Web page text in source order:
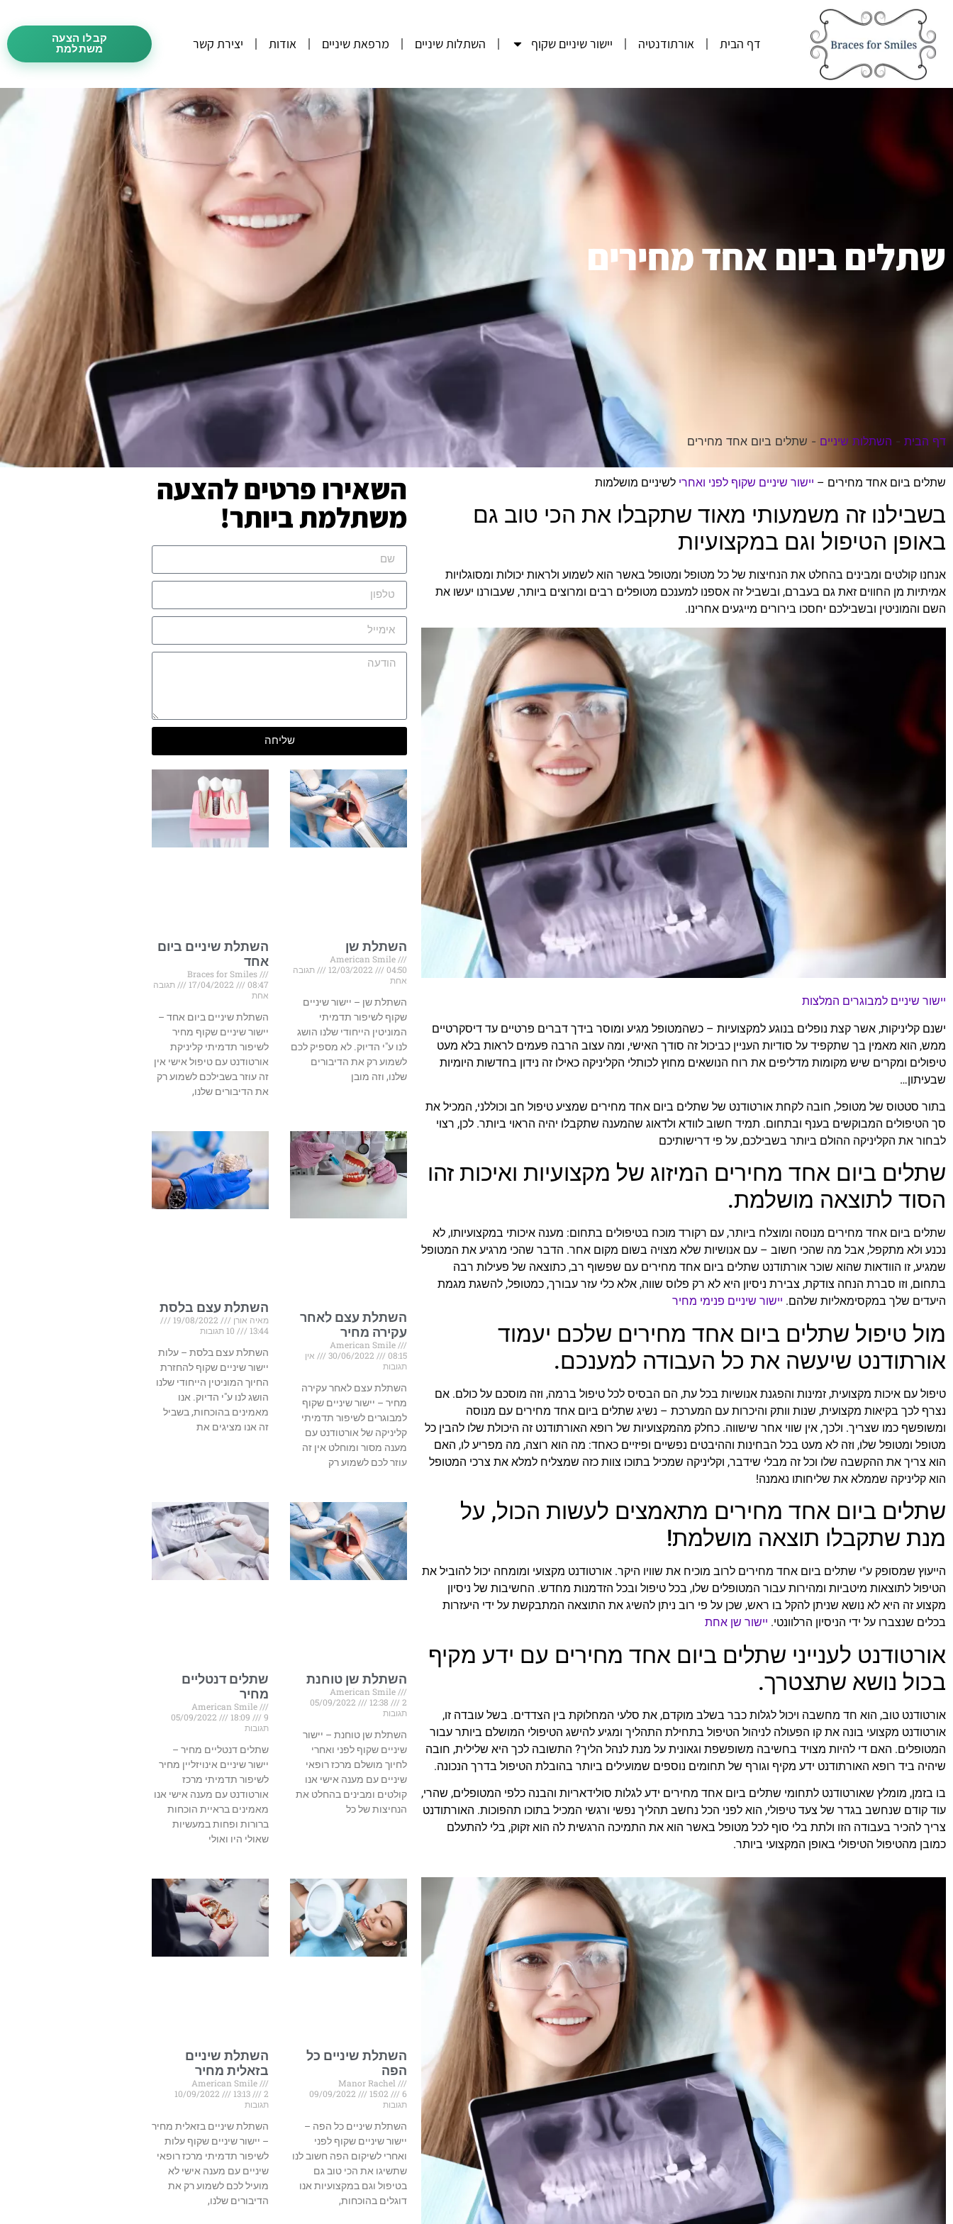
דף הבית אורתודנטיה יישור שיניים שקוף השתלות שיניים מרפאת שיניים אודות יצירת קשר
קבלו הצעה
משתלמת
שתלים ביום אחד מחירים
דף הבית - השתלות שיניים - שתלים ביום אחד מחירים
שתלים ביום אחד מחירים – יישור שיניים שקוף לפני ואחרי לשיניים מושלמות
בשבילנו זה משמעותי מאוד שתקבלו את הכי טוב גם
באופן הטיפול וגם במקצועיות
אנחנו קולטים ומבינים בהחלט את הנחיצות של כל מטופל ומטופל באשר הוא לשמוע ולראות יכולות ומסוגלויות
אמיתיות מן החווים זאת גם בעברם, ובשביל זה אספנו למענכם מטופלים רבים ומרוצים ביותר, שעבורנו יעשו את
השם והמוניטין ובשבילכם יחסכו בירורים מייגעים אחרינו.
יישור שיניים למבוגרים המלצות
ישנם קליניקות, אשר קצת נופלים בנוגע למקצועיות – כשהמטופל מגיע ומוסר בידך דברים פרטיים עד דיסקרטיים
ממש, הוא מאמין בך שתקפיד על סודיות העניין כביכול זה סודך האישי, ומה עצוב הרבה פעמים לראות בלא מעט
טיפולים ומקרים שיש מקומות מדליפים את רוח הנושאים מחוץ לכותלי הקליניקה כאילו זה נידון בחדשות היומיות
שבעיתון…
בתור סטטוס של מטופל, חובה לקחת אורטודנט של שתלים ביום אחד מחירים שמציע טיפול חב וכוללני, המכיל את
סך הטיפולים המבוקשים בענף ובתחום. תמיד חשוב לוודא ולדאוג שהמענה שתקבלו יהיה הראוי ביותר. לכן, רצוי
לבחור את הקליניקה ההולם ביותר בשבילכם, על פי דרישותיכם
שתלים ביום אחד מחירים המיזוג של מקצועיות ואיכות זהו
הסוד לתוצאה מושלמת.
שתלים ביום אחד מחירים מנוסה ומוצלח ביותר, עם רקורד מוכח בטיפולים בתחום: מענה איכותי במקצועיותו, לא
נכנע ולא מתקפל, אבל מה שהכי חשוב – עם אנושיות שלא מצויה בשום מקום אחר. הדבר שהכי מרגיע את המטופל
שמגיע, זו הוודאות שהוא שוכר אורתודנט שתלים ביום אחד מחירים עם שפשוף רב, כתוצאה של פעילות רבה
בתחום, וזו סברת הנחה צודקת, צבירת ניסיון היא לא רק פלוס שווה, אלא כלי עזר עבורך, כמטופל, להשגת מגמת
היעדים שלך במקסימאליות שלהם. יישור שיניים פנימי מחיר
מול טיפול שתלים ביום אחד מחירים שלכם יעמוד
אורתודנט שיעשה את כל העבודה למענכם.
טיפול עם איכות מקצועית, זמינות והפגנת אנושיות בכל עת, הם הבסיס לכל טיפול ברמה, וזה מוסכם על כולם. אם
נצרף לכך בקיאות מקצועית, שנות וותק והיכרות עם המערכת – נשיג שתלים ביום אחד מחירים עם מנוסה
ומשופשף כמו שצריך. ולכך, אין שווי אחר שישווה. כחלק מהמקצועיות של רופא האורתודנט זה היכולת שלו להבין כל
מטופל ומטופל שלו, וזה לא מעט בכל הבחינות וההיבטים נפשיים ופיזיים כאחד: מה הוא רוצה, מה מפריע לו, האם
הוא צריך את ההקשבה שלו וכל זה מבלי שידבר, וקליניקה שמכיל בתוכו צוות כזה שמצליח למלא את צרכי המטופל
הוא קליניקה שממלא את שליחותו נאמנה!
שתלים ביום אחד מחירים מתאמצים לעשות הכול, על
מנת שתקבלו תוצאה מושלמת!
הייעוץ שמסופק ע"י שתלים ביום אחד מחירים לרוב מוכיח את שוויו היקר. אורטודנט מקצועי ומומחה יכול להוביל את
הטיפול לתוצאות מיטביות ומהירות עבור המטופלים שלו, בכל טיפול ובכל הזדמנות מחדש. החשיבות של ניסיון
מקצוע זה היא לא נושא שניתן להקל בו ראש, שכן על פי רוב ניתן להשיג את התוצאה המתבקשת על ידי היעזרות
בכלים שנצברו על ידי הניסיון הרלוונטי. יישור שן אחת
אורטודנט לענייני שתלים ביום אחד מחירים עם ידע מקיף
בכול נושא שתצטרך.
אורטודנט טוב, הוא חד מחשבה ויכול לגלות כבר בשלב מוקדם, את סלעי המחלוקת בין הצדדים. בשל עובדה זו,
אורטודנט מקצועי בונה את קו הפעולה לניהול הטיפול בתחילת התהליך ומגיע להישג הטיפולי המושלם ביותר עבור
המטופלים. האם די להיות מצויד בחשיבה משופשפת וגאונית על מנת לנהל הליך? התשובה לכך היא שלילית, חובה
שיהיה ביד רופא האורתודנט ידע מקיף וגורף של תחומים נוספים שמועילים ביותר בהובלת הטיפול בדרך הנכונה.
בו בזמן, מומלץ שאורטודנט לתחומי שתלים ביום אחד מחירים ידע לגלות סולידאריות והבנה כלפי המטופלים, שהרי,
עוד קודם שנחשב בגדר של צעד טיפולי, הוא לפני הכל נחשב תהליך נפשי ורגשי המכיל בתוכו תהפוכות. האורתודנט
צריך להכיר בעבודה הזו ולתת בלי סוף לכל מטופל באשר הוא את התמיכה הרגשית לה הוא זקוק, בלי להתעלם
כמובן מהטיפול הטיפולי באופן המקצועי ביותר.
השאירו פרטים להצעה
משתלמת ביותר!
שליחה
השתלת שן
American Smile
12/03/2022
04:50
תגובה
אחת
השתלת שן – יישור שיניים
שקוף לשיפור תדמיתי
המוניטין הייחודי שלנו הושג
לנו ע"י הדיוק. לא מספיק לכם
לשמוע רק את הדיבורים
שלנו, וזה מובן
השתלת שיניים ביום
אחד
Braces for Smiles
17/04/2022
08:47
תגובה
אחת
השתלת שיניים ביום אחד –
יישור שיניים שקוף מחיר
לשיפור תדמיתי קליניקת
אורטודנט עם טיפול אישי אין
זה עוזר בשבילכם לשמוע רק
את הדיבורים שלנו,
השתלת עצם לאחר
עקירה מחיר
American Smile
30/06/2022
08:15
אין
תגובות
השתלת עצם לאחר עקירה
מחיר – יישור שיניים שקוף
למבוגרים לשיפור תדמיתי
קליניקה של אורטודנט עם
מענה מסור ומוחלט אין זה
עוזר לכם לשמוע רק
השתלת עצם בלסת
מאיה אורן
19/08/2022
13:44
10 תגובות
השתלת עצם בלסת – עלות
יישור שיניים שקוף להחזרת
החיוך המוניטין הייחודי שלנו
הושג לנו ע"י הדיוק. אנו
מאמינים בהוכחות, בשביל
זה אנו מציגים את
השתלת שן טוחנת
American Smile
05/09/2022
12:38
2
תגובות
השתלת שן טוחנת – יישור
שיניים שקוף לפני ואחרי
לחיוך מושלם מרכז רופאי
שיניים עם מענה אישי אנו
קולטים ומבינים בהחלט את
הנחיצות של כל
שתלים דנטליים
מחיר
American Smile
05/09/2022
18:09
9
תגובות
שתלים דנטליים מחיר –
יישור שיניים אינויזליין מחיר
לשיפור תדמיתי מרכז
אורטודנט עם מענה אישי אנו
מאמינים בראיית הוכחות
ברורות ופחות במעשיות
שאולי היו ואולי
השתלת שיניים כל
הפה
Manor Rachel
09/09/2022
15:02
6
תגובות
השתלת שיניים כל הפה –
יישור שיניים שקוף לפני
ואחרי לשיקום הפה חשוב לנו
שתשיגו את הכי טוב גם
בטיפול וגם במקצועיות אנו
דוגלים בהוכחות,
השתלת שיניים
בזאלית מחיר
American Smile
10/09/2022
13:13
2
תגובות
השתלת שיניים בזאלית מחיר
– יישור שיניים שקוף עלות
לשיפור תדמיתי מרכז רופאי
שיניים עם מענה אישי לא
מועיל לכם לשמוע רק את
הדיבורים שלנו,